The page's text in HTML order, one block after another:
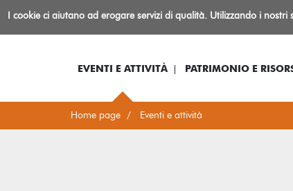
BibliotecaIo sono... Log-in
EVENTI E ATTIVITÀ PATRIMONIO E
Home page Eventi e attività
I cookie ci aiutano ad erogare servizi di qualità. Utilizzando i